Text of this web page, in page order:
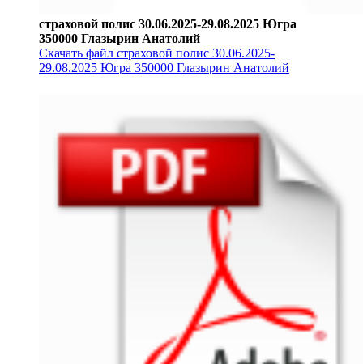
страховой полис 30.06.2025-29.08.2025 Югра
350000 Глазырин Анатолий
Скачать файл страховой полис 30.06.2025-
29.08.2025 Югра 350000 Глазырин Анатолий